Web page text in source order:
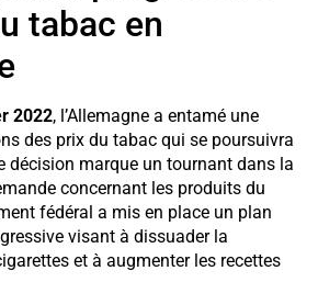
tabac en
2022, l’Allemagne a entamé une
des prix du tabac qui se poursuivra
décision marque un tournant dans la
concernant les produits du
fédéral a mis en place un plan
visant à dissuader la
et à augmenter les recettes